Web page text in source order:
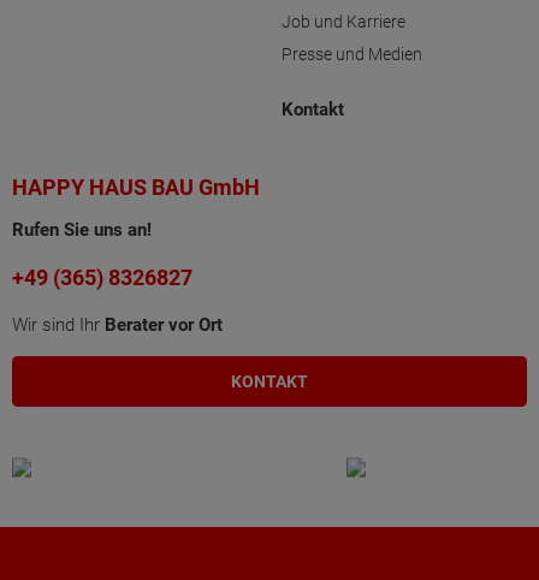
Job und Karriere
Presse und Medien
Kontakt
HAPPY HAUS BAU GmbH
Rufen Sie uns an!
+49 (365) 8326827
Wir sind Ihr Berater vor Ort
KONTAKT